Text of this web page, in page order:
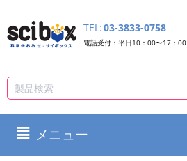
TEL:03-3833-0758
電話受付：平日10：00〜17：00
メニュー